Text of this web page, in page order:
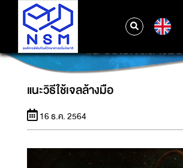
แนะวิธีใช้เจลล้างมือ
แนะวิธีใช้เจลล้างมือ
16 ธ.ค. 2564